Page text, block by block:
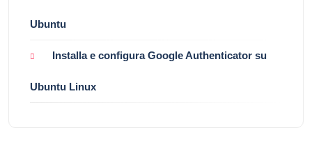
Ubuntu
Installa e configura Google Authenticator su
Ubuntu Linux